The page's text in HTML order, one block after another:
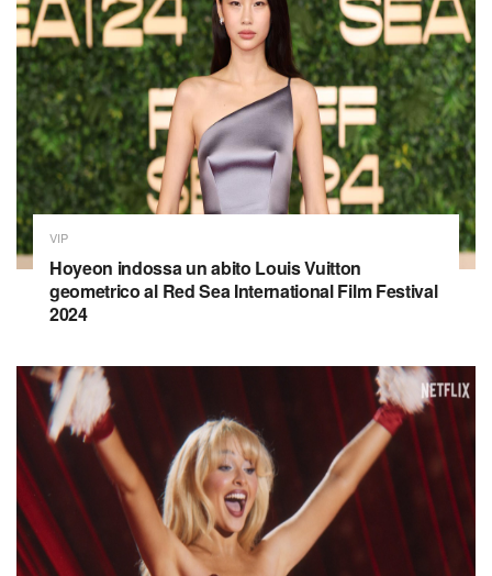
VIP
Hoyeon indossa un abito Louis Vuitton
geometrico al Red Sea International Film Festival
2024